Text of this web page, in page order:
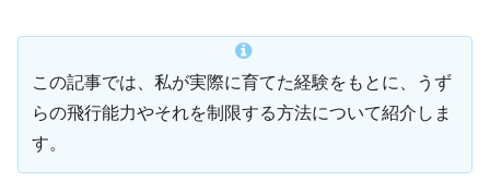
この記事では、私が実際に育てた経験をもとに、うず
らの飛行能力やそれを制限する方法について紹介しま
す。